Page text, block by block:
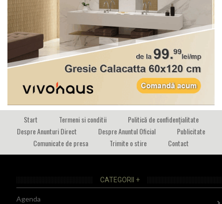
Start Termeni si conditii
Politică de confidențialitate
Despre Anunturi Direct
Despre Anuntul Oficial
Publicitate
Comunicate de presa
Trimite o stire Contact
CATEGORII +
Agenda